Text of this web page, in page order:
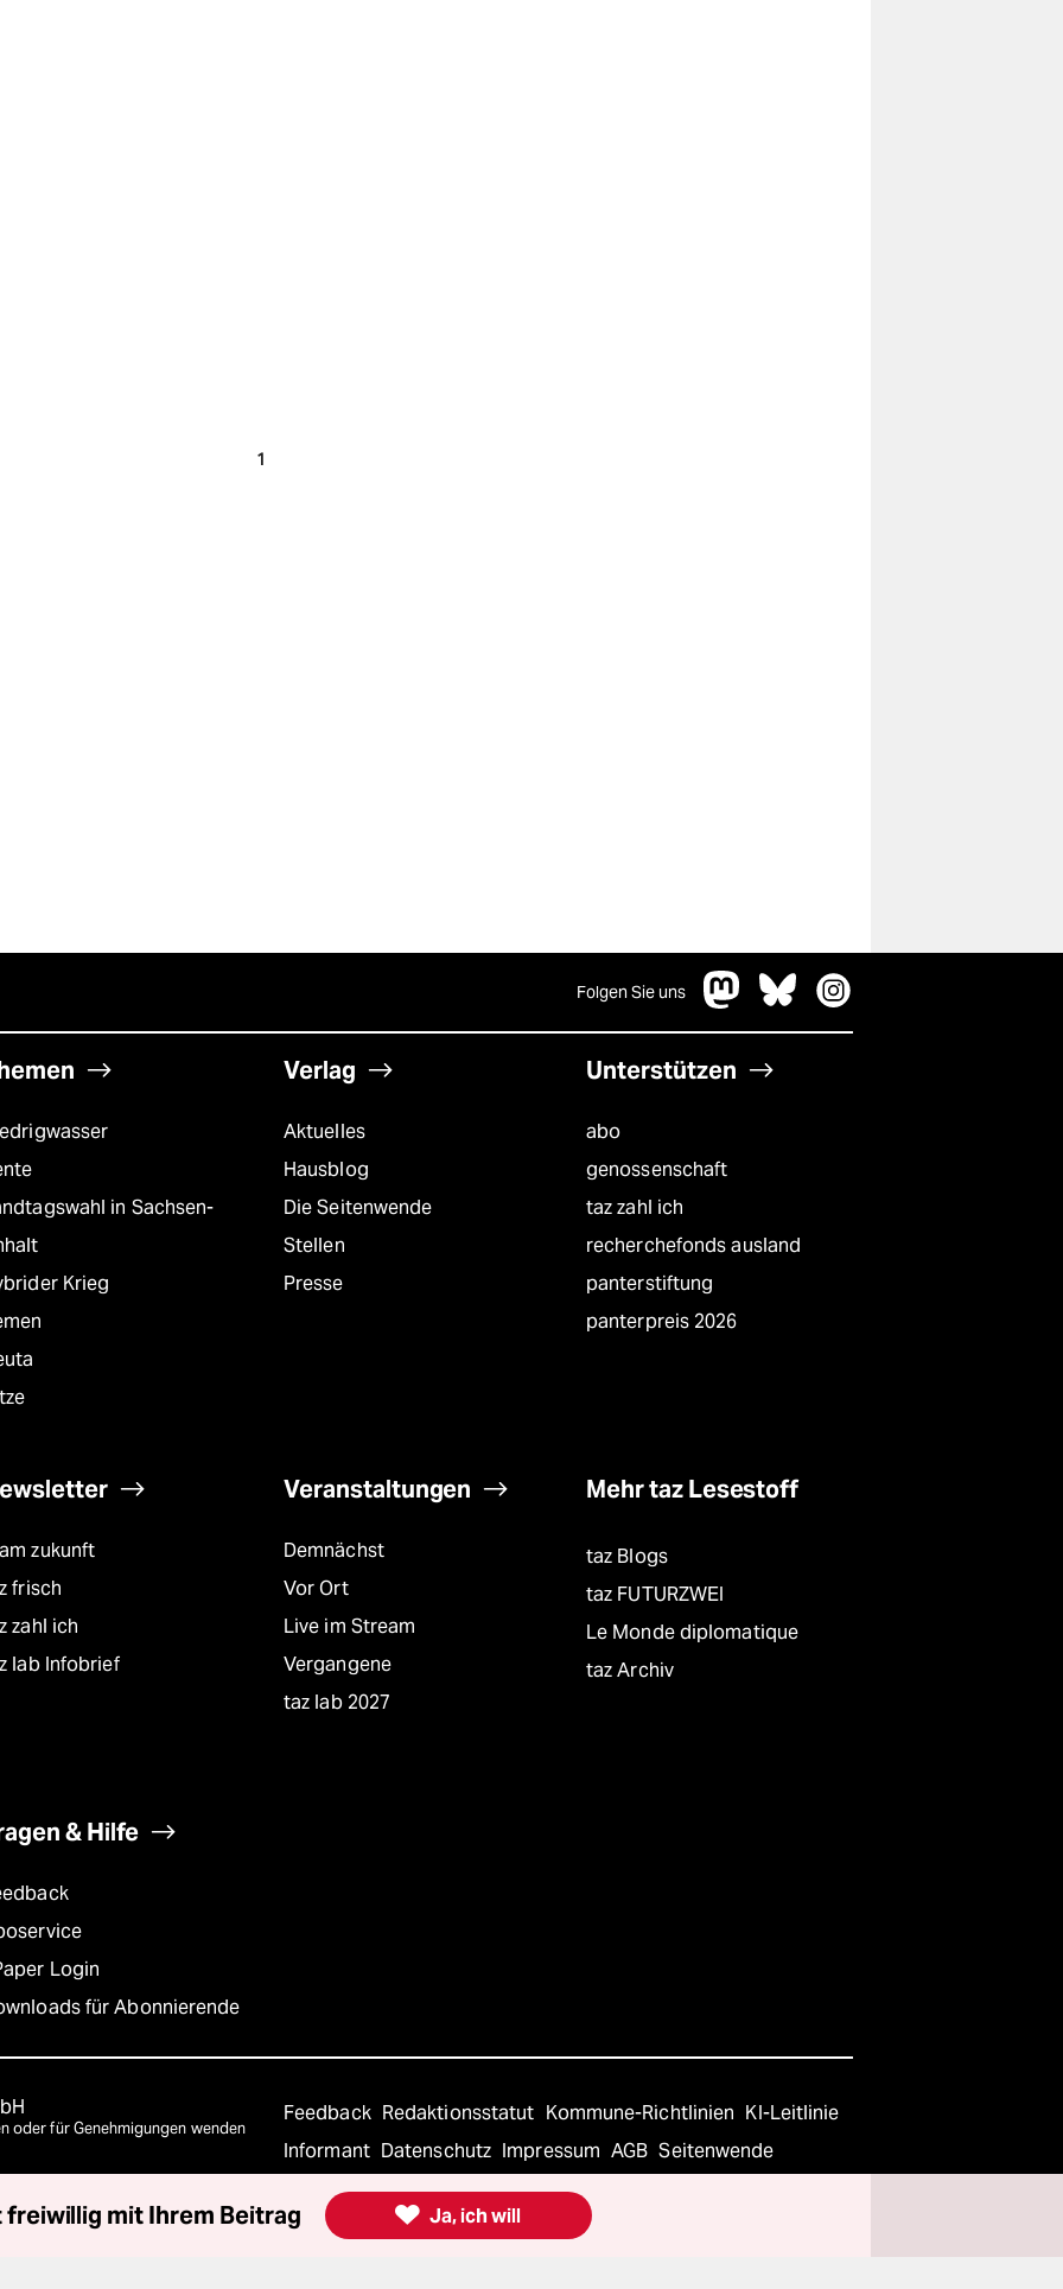
1
Folgen Sie uns
in Sachsen-
Krieg
Verlag
Aktuelles
Hausblog
Die Seitenwende
Stellen
Presse
Unterstützen
abo
genossenschaft
taz zahl ich
recherchefonds ausland
panterstiftung
panterpreis 2026
zukunft
frisch
zahl ich
lab Infobrief
Veranstaltungen
Demnächst
Vor Ort
Live im Stream
Vergangene
taz lab 2027
Mehr taz Lesestoff
taz Blogs
taz FUTURZWEI
Le Monde diplomatique
taz Archiv
& Hilfe
Login
für Abonnierende
oder für Genehmigungen wenden
Feedback Redaktionsstatut Kommune-Richtlinien KI-Leitlinie
Informant Datenschutz Impressum AGB Seitenwende
Einwilligungen widerrufen (Ads)
 Ja, ich will
mit Ihrem Beitrag